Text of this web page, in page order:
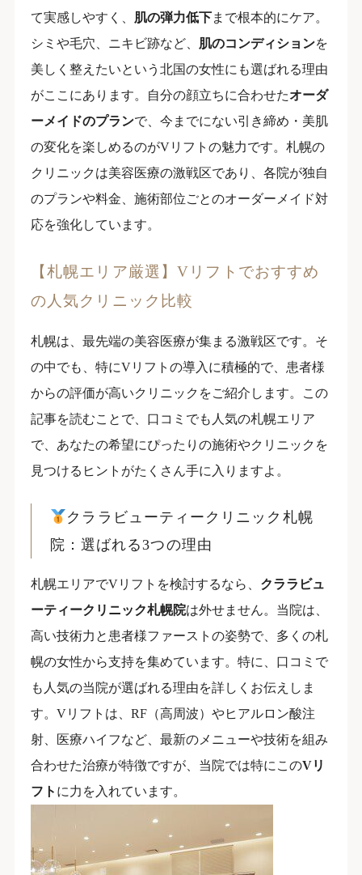
て実感しやすく、 肌の弾力低下まで根本的にケア。
シミや毛穴、ニキビ跡など、 肌のコンディションを
美しく整えたいという北国の女性にも選ばれる理由
がここにあります。自分の顔立ちに合わせたオーダ
ーメイドのプランで、今までにない引き締め・美肌
の変化を楽しめるのがVリフトの魅力です。札幌の
クリニックは美容医療の激戦区であり、各院が独自
のプランや料金、施術部位ごとのオーダーメイド対
応を強化しています。
【札幌エリア厳選】Vリフトでおすすめ
の人気クリニック比較
札幌は、最先端の美容医療が集まる激戦区です。そ
の中でも、特にVリフトの導入に積極的で、患者様
からの評価が高いクリニックをご紹介します。この
記事を読むことで、口コミでも人気の札幌エリア
で、あなたの希望にぴったりの施術やクリニックを
見つけるヒントがたくさん手に入りますよ。
クララビューティークリニック札幌
院：選ばれる3つの理由
札幌エリアでVリフトを検討するなら、 クララビュ
ーティークリニック札幌院は外せません。当院は、
高い技術力と患者様ファーストの姿勢で、多くの札
幌の女性から支持を集めています。特に、口コミで
も人気の当院が選ばれる理由を詳しくお伝えしま
す。Vリフトは、RF（高周波）やヒアルロン酸注
射、医療ハイフなど、最新のメニューや技術を組み
合わせた治療が特徴ですが、当院では特にこのVリ
フト に力を入れています。